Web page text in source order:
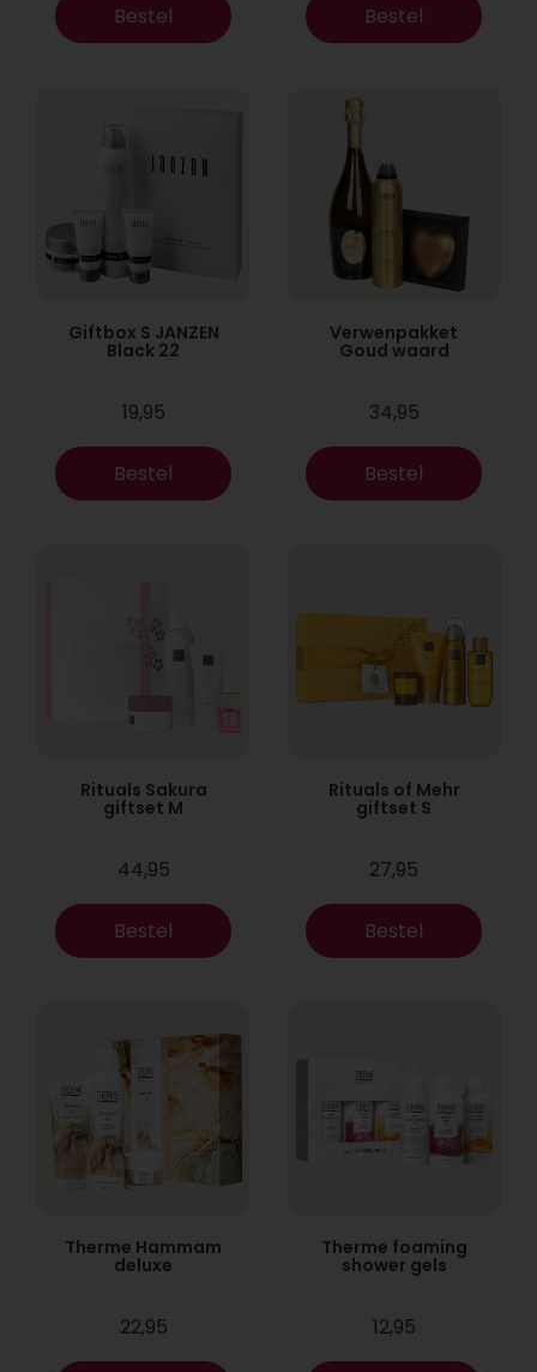
Bestel Bestel
Giftbox S JANZEN
Black 22
19,95
Bestel
Verwenpakket
Goud waard
34,95
Bestel
Rituals Sakura
giftset M
44,95
Bestel
Rituals of Mehr
giftset S
27,95
Bestel
Therme Hammam
deluxe
22,95
Therme foaming
shower gels
12,95